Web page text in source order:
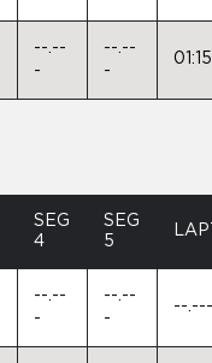
--.--
-
--.--
-
SEG
4
SEG
5
--.--
-
--.--
-
--